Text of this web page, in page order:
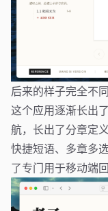
后来的样子完全不同
这个应用逐渐长出
航，长出了分章定
快捷短语、多章多
了专门用于移动端